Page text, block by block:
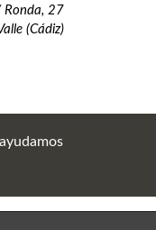
Ronda, 27
(Cádiz)